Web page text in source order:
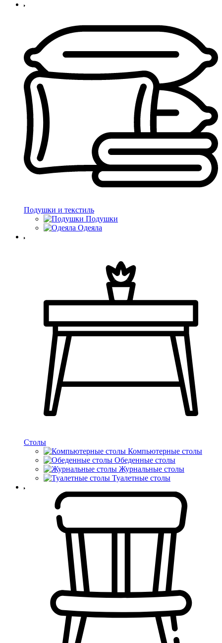
Подушки и текстиль
Подушки
Одеяла
Столы
Компьютерные столы
Обеденные столы
Журнальные столы
Туалетные столы